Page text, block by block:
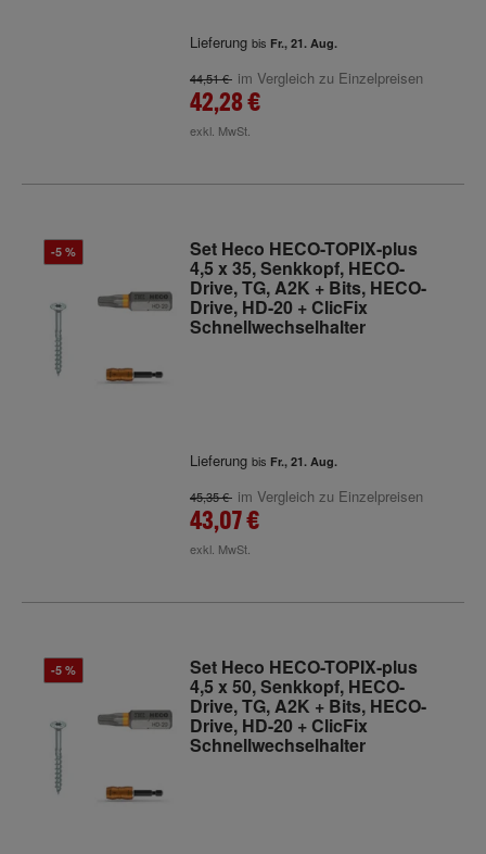
Lieferung bis Fr., 21. Aug.
44,51 € im Vergleich zu Einzelpreisen
42,28 €
exkl. MwSt.
-5 % Set Heco HECO-TOPIX-plus
4,5 x 35, Senkkopf, HECO-
Drive, TG, A2K + Bits, HECO-
Drive, HD-20 + ClicFix
Schnellwechselhalter
Lieferung bis Fr., 21. Aug.
45,35 € im Vergleich zu Einzelpreisen
43,07 €
exkl. MwSt.
-5 % Set Heco HECO-TOPIX-plus
4,5 x 50, Senkkopf, HECO-
Drive, TG, A2K + Bits, HECO-
Drive, HD-20 + ClicFix
Schnellwechselhalter